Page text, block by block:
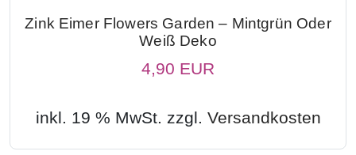
Zink Eimer Flowers Garden – Mintgrün Oder
Weiß Deko
4,90 EUR
inkl. 19 % MwSt. zzgl. Versandkosten